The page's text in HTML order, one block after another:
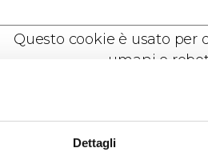
Dettagli
Questo cookie è usato per
umani e robot.